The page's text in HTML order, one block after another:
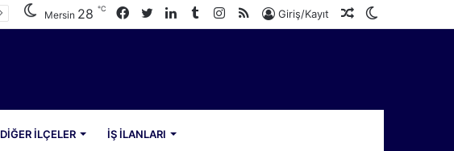
Rastgele
Giriş/Kayıt
RSS
Instagram
Tumblr
LinkedIn
Twitter
Facebook
Mersin 28 ℃
DIĞER İLÇELER İŞ İLANLARI